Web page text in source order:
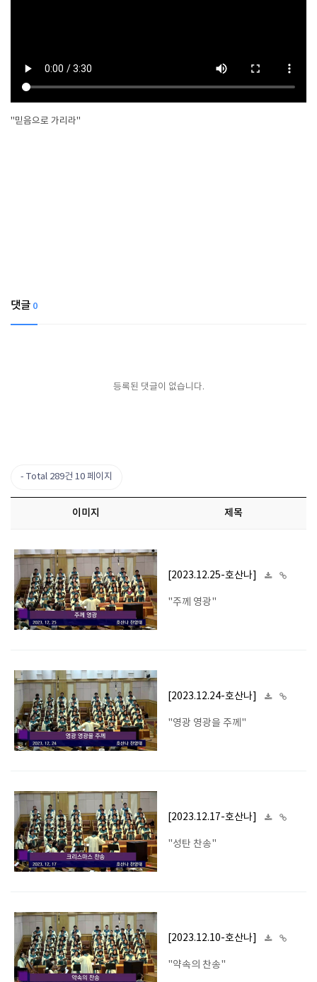
"믿음으로 가리라"
댓글 0
등록된 댓글이 없습니다.
Total 289건 10 페이지
이미지 제목
[2023.12.25-호산나]
"주께 영광"
[2023.12.24-호산나]
"영광 영광을 주께"
[2023.12.17-호산나]
"성탄 찬송"
[2023.12.10-호산나]
"약속의 찬송"